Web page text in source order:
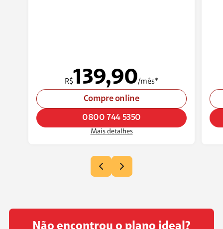
R$139,90/mês*
Compre online
0800 744 5350
Mais detalhes